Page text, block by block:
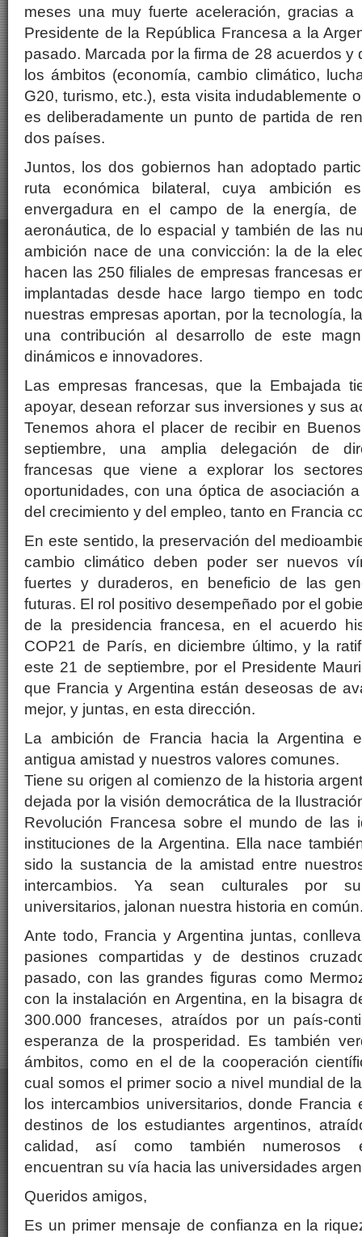
meses una muy fuerte aceleración, gracias
Presidente de la República Francesa a la
pasado. Marcada por la firma de 28 acuerdos y
los ámbitos (economía, cambio climático,
G20, turismo, etc.), esta visita indudablemente
es deliberadamente un punto de partida de
dos países.
Juntos, los dos gobiernos han adoptado
ruta económica bilateral, cuya ambición
envergadura en el campo de la energía,
aeronáutica, de lo espacial y también de las
ambición nace de una convicción: la de la
hacen las 250 filiales de empresas francesas
implantadas desde hace largo tiempo en
nuestras empresas aportan, por la tecnología,
una contribución al desarrollo de este
dinámicos e innovadores.
Las empresas francesas, que la Embajada
apoyar, desean reforzar sus inversiones y sus
Tenemos ahora el placer de recibir en
septiembre, una amplia delegación de
francesas que viene a explorar los
oportunidades, con una óptica de asociación
del crecimiento y del empleo, tanto en Francia
En este sentido, la preservación del
cambio climático deben poder ser nuevos
fuertes y duraderos, en beneficio de las
futuras. El rol positivo desempeñado por el
de la presidencia francesa, en el acuerdo
COP21 de París, en diciembre último, y la
este 21 de septiembre, por el Presidente
que Francia y Argentina están deseosas de
mejor, y juntas, en esta dirección.
La ambición de Francia hacia la Argentina
antigua amistad y nuestros valores comunes.
Tiene su origen al comienzo de la historia
dejada por la visión democrática de la
Revolución Francesa sobre el mundo de las
instituciones de la Argentina. Ella nace
sido la sustancia de la amistad entre
intercambios. Ya sean culturales por
universitarios, jalonan nuestra historia en
Ante todo, Francia y Argentina juntas,
pasiones compartidas y de destinos
pasado, con las grandes figuras como
con la instalación en Argentina, en la bisagra
300.000 franceses, atraídos por un país-
esperanza de la prosperidad. Es también
ámbitos, como en el de la cooperación
cual somos el primer socio a nivel mundial de
los intercambios universitarios, donde
destinos de los estudiantes argentinos,
calidad, así como también numerosos
encuentran su vía hacia las universidades
Queridos amigos,
Es un primer mensaje de confianza en la